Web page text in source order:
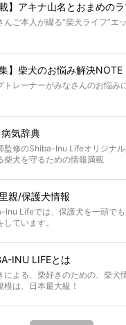
載】アキナ山名とおまめの
んご本人が綴る“柴犬ライフ”エッ
集】柴犬のお悩み解決NOTE
トレーナーがみなさんのお悩み
気辞典
監修のShiba-Inu Lifeオリジナ
柴犬を守るための情報満載
親/保護犬情報
Inu Lifeでは、保護犬を一頭で
しています。
INU LIFEとは
による、柴好きのための、柴犬
模は、日本最大級！